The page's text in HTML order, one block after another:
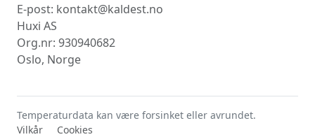
E-post: kontakt@kaldest.no
Huxi AS
Org.nr: 930940682
Oslo, Norge
Temperaturdata kan være forsinket eller avrundet.
Vilkår
Cookies